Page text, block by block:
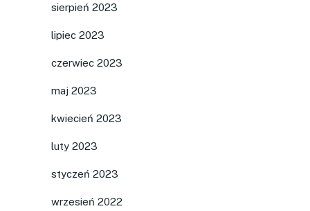
sierpień 2023
lipiec 2023
czerwiec 2023
maj 2023
kwiecień 2023
luty 2023
styczeń 2023
wrzesień 2022